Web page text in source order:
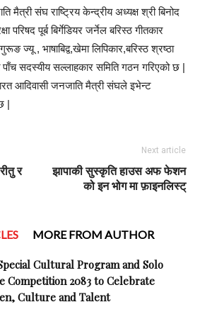
मैत्री संघ राष्ट्रिय केन्द्रीय अध्यक्ष श्री बिनोद
परिषद पूर्ब बिर्गेडियर जर्नेल बरिस्ठ गीतकार
ज्यू , भाषाबिद्व,खेमा लिपिकार,बरिस्ठ श्रष्ठा
सदस्यीय सल्लाहकार समिति गठन गरिएको छ |
आदिवासी जनजाति मैत्री संघले इभेन्ट
|
र
Next article
झापाकी सुस्कृति हाउस अफ फेशन
को इन भोग मा फ़ाइनलिस्ट्
MORE FROM AUTHOR
Cultural Program and Solo
Competition 2083 to Celebrate
Culture and Talent